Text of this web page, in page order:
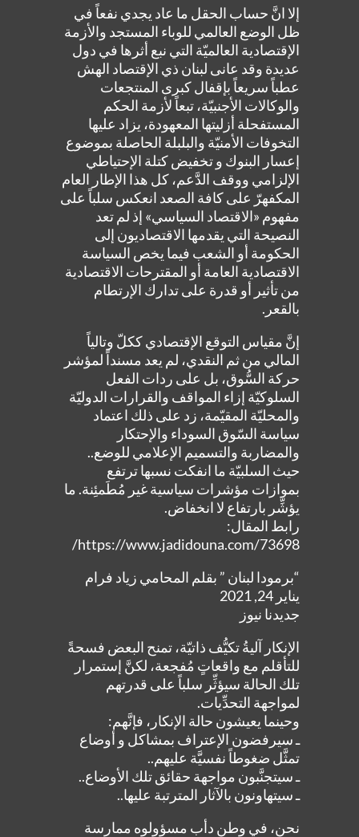
إلا انَّ حساب الحقل ما عاد يجدي نفعاً في
ظل الوضع العالمي للوباء المستجد والأزمة
الإقتصادية العالميّة التي نبع أثرها في دول
عديدة وقد عانى لبنان ذي الإقتصاد الهش
عطباً سريعاً بإقفال كبرى المنتجعات
والوكالات الأجنبيّة، تبعاً لأزمة الحكم
المستفحلة أزليتها المعهودة، يزاد عليها
التخوفات الأمنيّة والبلبلة الحاصلة بموضوع
إعسار البنوك و تخفيض كتلة الإحتياطي
الإلزامي ووقف الدَّعم، كل هذا الإطار العام
المكفهرّ على كافة الصعد انعكس سلباً على
مفهوم «الاقتصاد السياسي» إذ لم تعد
النصيحة التي يقدمها الاقتصاديون إلى
الحكومة أو الشعب فيما يخص السياسة
الاقتصادية العامة أو المقترحات الاقتصادية
من تأثير أو قدرة على تدارك الإرتطام
بالقعر.
إنَّ مقياس التوقع الإقتصادي ككلّ وتالياً
المالي من ثم النقدي، لم يعد مسنداً لمؤشر
حركة السُّوق، بل على ردات الفعل
السلوكيّة إزاء المواقف والقرارات الدوليّة
والمحليّة المقيّمة، زد على ذلك اعتماد
سياسة السّوق السوداء والإحتكار
والمضاربة والتسميم الإعلامي للوضع..
حيث السلبيّة ما انفكت نسبها ترتفع
بموازات مؤشرات سياسية غير مُطَمئِنة. ما
يؤشِّر بارتفاع لا انخفاض.
رابط المقال:
https://www.jadidouna.com/73698/
“برمودا لبنان ” بقلم المحامي زياد فرام
يناير 24, 2021
جديدنا نيوز
الإنكار آليةُ تكيُّف ذاتيّة، تمنح البعض فسحةً
للتأقلم مع واقعاتٍ مُفجعة، لكنَّ إستمرار
تلك الحالة سيؤثِّر سلباً على قدرتهم
لمواجهة التحدِّيات.
وحينما يعيشون حالة الإنكار، فإنَّهم:
ـ سيرفضون الإعتراف بمشاكل و أوضاع
تمثَّل ضغوطاً نفسيَّة عليهم..
ـ سيتجنَّبون مواجهة حقائق تلك الأوضاع..
ـ سيتهاونون بالآثار المترتبة عليها..
نحن، في وطن دأب مسؤولوه ممارسة